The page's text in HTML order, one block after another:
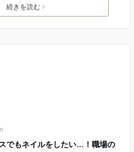
続きを読む
でもネイルをしたい…！職場の